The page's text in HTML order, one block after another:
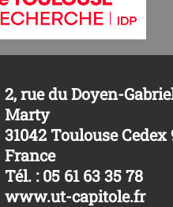
2, rue du Doyen-
Marty
31042 Toulouse Cedex
France
Tél. : 05 61 63 35 78
www.ut-capitole.fr